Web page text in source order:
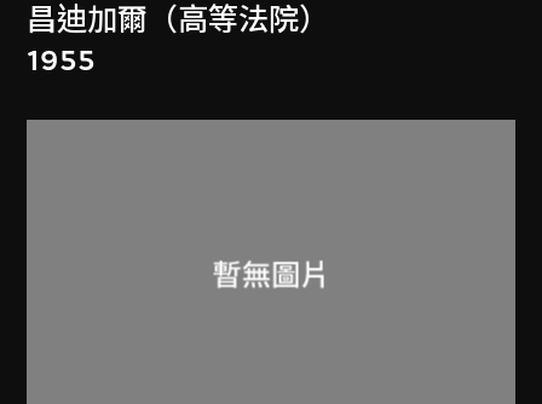
昌迪加爾（高等法院）
1955